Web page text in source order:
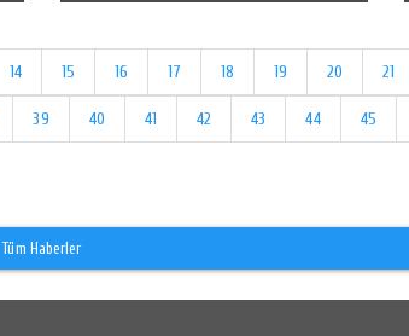
14 15 16 17 18 19 20 21
39 40 41 42 43 44 45
Tüm Haberler